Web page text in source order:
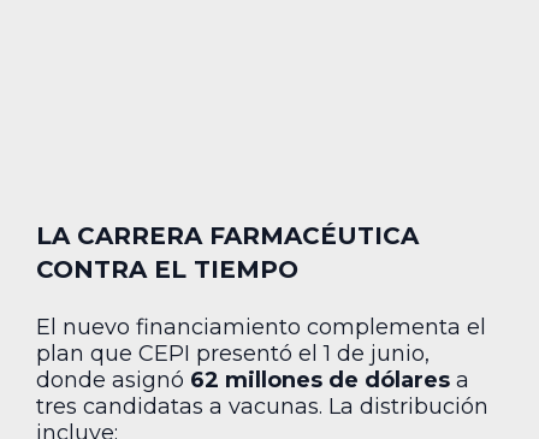
LA CARRERA FARMACÉUTICA
CONTRA EL TIEMPO
El nuevo financiamiento complementa el
plan que CEPI presentó el 1 de junio,
donde asignó 62 millones de dólares a
tres candidatas a vacunas. La distribución
incluye: